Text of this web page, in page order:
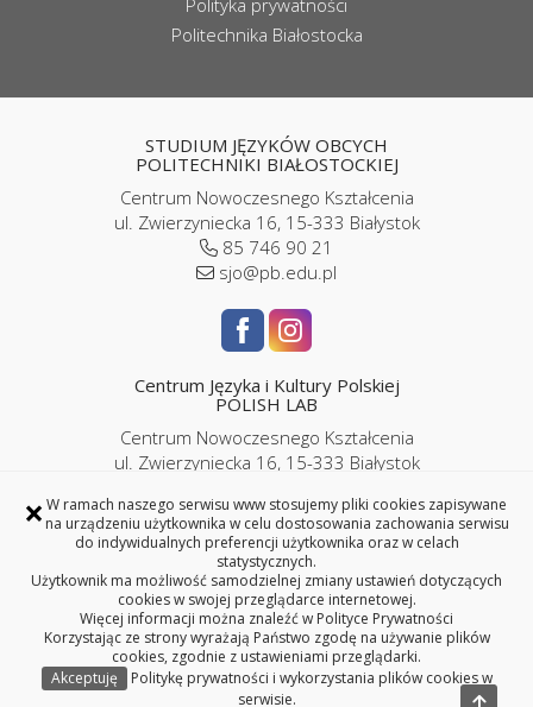
× W ramach naszego serwisu www stosujemy pliki cookies zapisywane
na urządzeniu użytkownika w celu dostosowania zachowania serwisu
do indywidualnych preferencji użytkownika oraz w celach
statystycznych.
Użytkownik ma możliwość samodzielnej zmiany ustawień dotyczących
cookies w swojej przeglądarce internetowej.
Więcej informacji można znaleźć w Polityce Prywatności
Korzystając ze strony wyrażają Państwo zgodę na używanie plików
cookies, zgodnie z ustawieniami przeglądarki.
Akceptuję
Politykę prywatności i wykorzystania plików cookies w
serwisie.
Polityka prywatności
Politechnika Białostocka
STUDIUM JĘZYKÓW OBCYCH
POLITECHNIKI BIAŁOSTOCKIEJ
Centrum Nowoczesnego Kształcenia
ul. Zwierzyniecka 16, 15-333 Białystok
85 746 90 21
sjo@pb.edu.pl
Centrum Języka i Kultury Polskiej
POLISH LAB
Centrum Nowoczesnego Kształcenia
ul. Zwierzyniecka 16, 15-333 Białystok
85 746 9143 | 786 989 286
iplc@pb.edu.pl |
kursypl@pb.edu.pl
Copyright © 2026 Politechnika Białostocka